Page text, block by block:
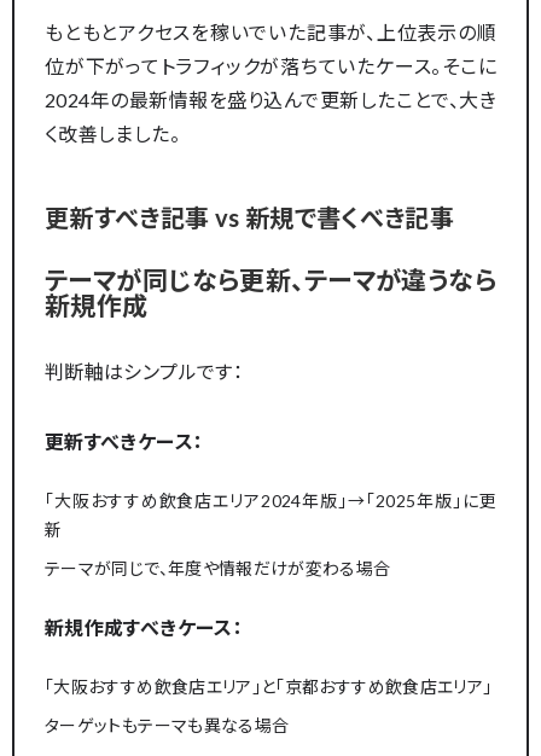
もともとアクセスを稼いでいた記事が、上位表示の順
位が下がってトラフィックが落ちていたケース。そこに
2024年の最新情報を盛り込んで更新したことで、大き
く改善しました。
更新すべき記事 vs 新規で書くべき記事
テーマが同じなら更新、テーマが違うなら
新規作成
判断軸はシンプルです：
更新すべきケース：
「大阪おすすめ飲食店エリア2024年版」→「2025年版」に更
新
テーマが同じで、年度や情報だけが変わる場合
新規作成すべきケース：
「大阪おすすめ飲食店エリア」と「京都おすすめ飲食店エリア」
ターゲットもテーマも異なる場合